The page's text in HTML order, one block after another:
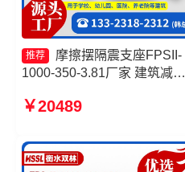
推荐
摩擦摆隔震支座FPSII-
1000-350-3.81厂家 建筑减隔
支座FPS3A源头工厂 建筑减
￥20489